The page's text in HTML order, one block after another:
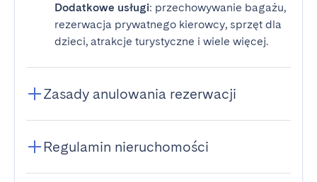
Dodatkowe usługi: przechowywanie bagażu,
rezerwacja prywatnego kierowcy, sprzęt dla
dzieci, atrakcje turystyczne i wiele więcej.
Zasady anulowania rezerwacji
Regulamin nieruchomości